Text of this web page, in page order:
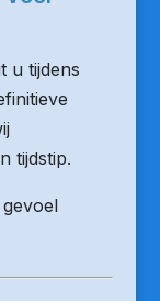
u tijdens
tijdstip.